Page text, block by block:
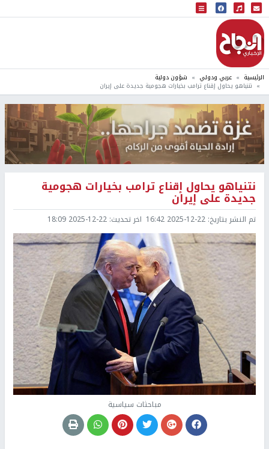
البث المباشر
إذاعة النجاح
الرئيسية عربي ودولي شؤون دولية
نتنياهو يحاول إقناع ترامب بخيارات هجومية جديدة على إيران
نتنياهو يحاول إقناع ترامب بخيارات هجومية
جديدة على إيران
تم النشر بتاريخ: 2025-12-22 16:42 اخر تحديث: 2025-12-22 18:09
مباحثات سياسية